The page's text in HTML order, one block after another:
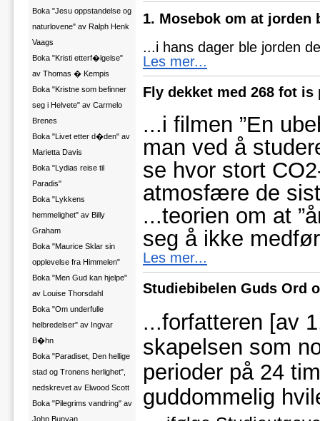
Boka "Jesu oppstandelse og
naturlovene" av Ralph Henk
Vaags
Boka "Kristi etterf�lgelse"
av Thomas � Kempis
Boka "Kristne som befinner
seg i Helvete" av Carmelo
Brenes
Boka "Livet etter d�den" av
Marietta Davis
Boka "Lydias reise til
Paradis"
Boka "Lykkens
hemmelighet" av Billy
Graham
Boka "Maurice Sklar sin
opplevelse fra Himmelen"
Boka "Men Gud kan hjelpe"
av Louise Thorsdahl
Boka "Om underfulle
helbredelser" av Ingvar
B�hn
Boka "Paradiset, Den hellige
stad og Tronens herlighet",
nedskrevet av Elwood Scott
Boka "Pilegrims vandring" av
John Bunyan
1. Mosebok om at jorden
...i hans dager ble jorden
Les mer...
Fly dekket med 268 fot is
...i filmen ”En
man ved å
se hvor stort
atmosfære de
...teorien om at
seg å ikke
Les mer...
Studiebibelen Guds Ord
...forfatteren [av
skapelsen som
perioder på 24
guddommelig